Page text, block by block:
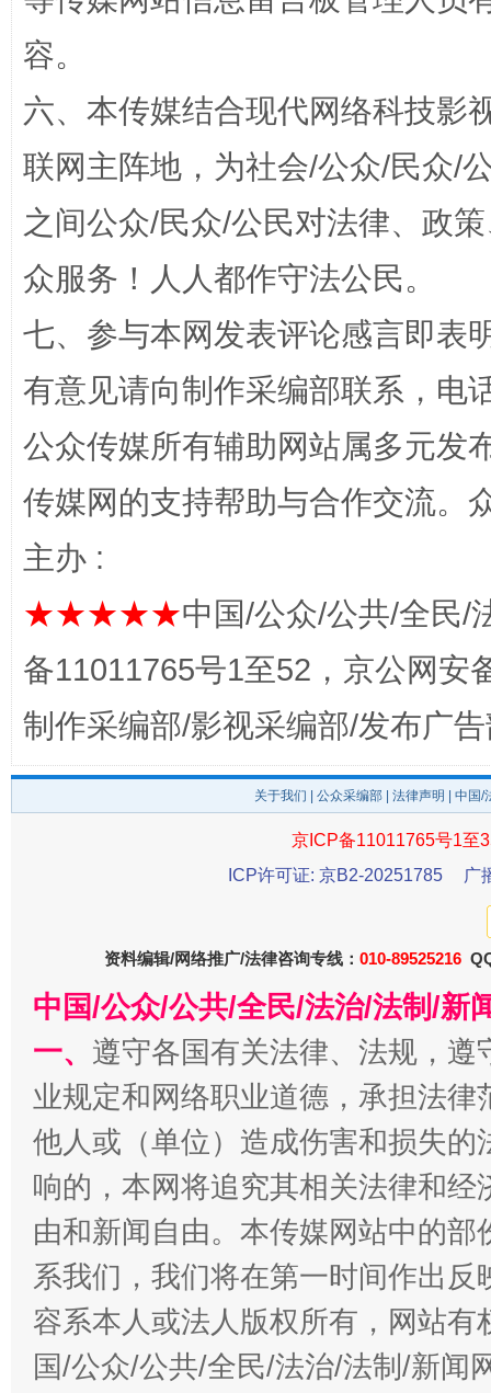
“蜀中异人”王建安的艺术幻境
完善运行机制助力责任有效落实 一纸欠
东山县通报“牛蛙产品抗生素超标问题” 法
千年窑火 生生不息 一
容。
六、本传媒结合现代网络科技影
联网主阵地，为社会/公众/民众/
之间公众/民众/公民对法律、政
众服务！人人都作守法公民。
七、参与本网发表评论感言即表
有意见请向制作采编部联系，电
公众传媒所有辅助网站属多元发
传媒网的支持帮助与合作交流。
主办 :
★★★★★中国/公众/公共/全民/
备11011765号1至52，京公网安
制作采编部/影视采编部/发布广
关于我们 公众采编部 法律声明 | 中国
京ICP备11011765号1至
ICP许可证: 京B2-20251785
广
资料编辑/网络推广/法律咨询专线： 010-89525216
中国/公众/公共/全民/法治/法制/新
一、 遵守各国有关法律、法规，
业规定和网络职业道德，承担法
他人或（单位）造成伤害和损失
响的，本网将追究其相关法律和
由和新闻自由。本传媒网站中的
系我们，我们将在第一时间作出
容系本人或法人版权所有，网站
国/公众/公共/全民/法治/法制/新闻